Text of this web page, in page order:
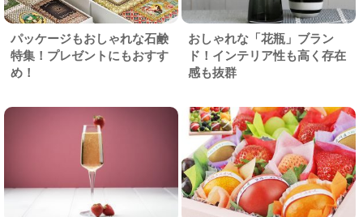
パッケージもおしゃれな石鹸
特集！プレゼントにもおすす
め！
おしゃれな「花瓶」ブラン
ド！インテリア性も高く存在
感も抜群